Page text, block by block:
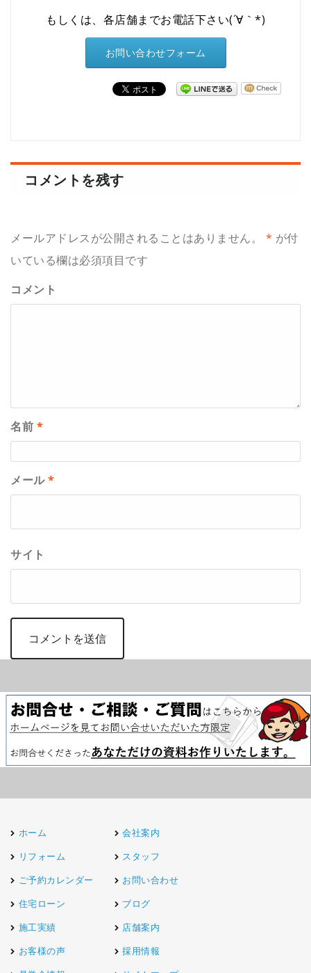
もしくは、各店舗までお電話下さい(´∀｀*)
お問い合わせフォーム
コメントを残す
メールアドレスが公開されることはありません。 * が付
いている欄は必須項目です
コメント
名前 *
メール*
サイト
ホーム
リフォーム
ご予約カレンダー
住宅ローン
施工実績
お客様の声
会社案内
スタッフ
お問い合わせ
ブログ
店舗案内
採用情報